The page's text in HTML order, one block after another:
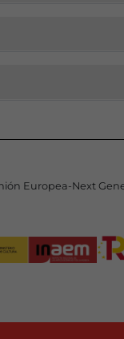
Europea-Next